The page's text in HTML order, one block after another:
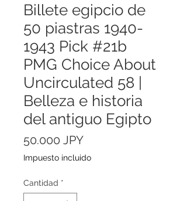
Billete egipcio de
50 piastras 1940-
1943 Pick #21b
PMG Choice About
Uncirculated 58 |
Belleza e historia
del antiguo Egipto
50.000 JPYPrecio
Impuesto incluido
Cantidad *